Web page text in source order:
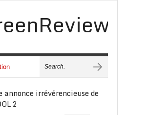
annonce irrévérencieuse de
2